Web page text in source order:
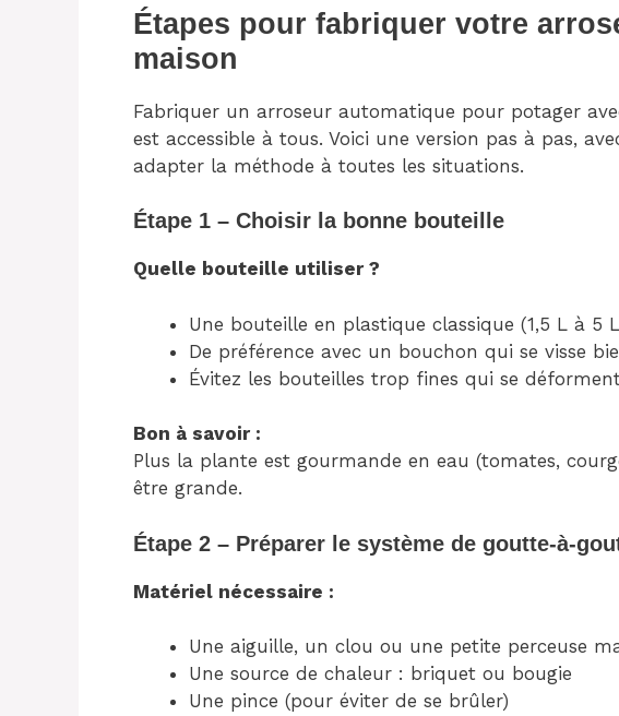
Étapes pour fabriquer votre
maison
Fabriquer un arroseur automatique pour potager
est accessible à tous. Voici une version pas à pas,
adapter la méthode à toutes les situations.
Étape 1 – Choisir la bonne bouteille
Quelle bouteille utiliser ?
Une bouteille en plastique classique (1,5 L à 5
De préférence avec un bouchon qui se visse
Évitez les bouteilles trop fines qui se
Bon à savoir :
Plus la plante est gourmande en eau (tomates,
être grande.
Étape 2 – Préparer le système de goutte-à-
Matériel nécessaire :
Une aiguille, un clou ou une petite perceuse
Une source de chaleur : briquet ou bougie
Une pince (pour éviter de se brûler)